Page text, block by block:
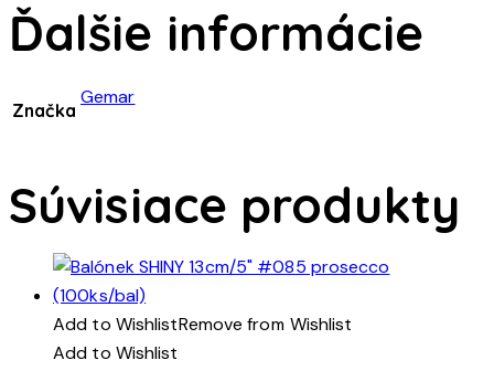
Ďalšie informácie
Značka
Gemar
Súvisiace produkty
Add to WishlistRemove from Wishlist
Add to Wishlist